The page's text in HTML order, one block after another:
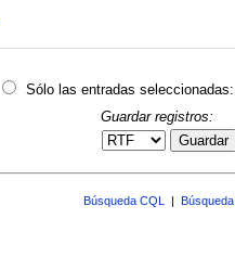
Sólo las entradas seleccionadas:
Guardar registros:
Guardar
Búsqueda CQL